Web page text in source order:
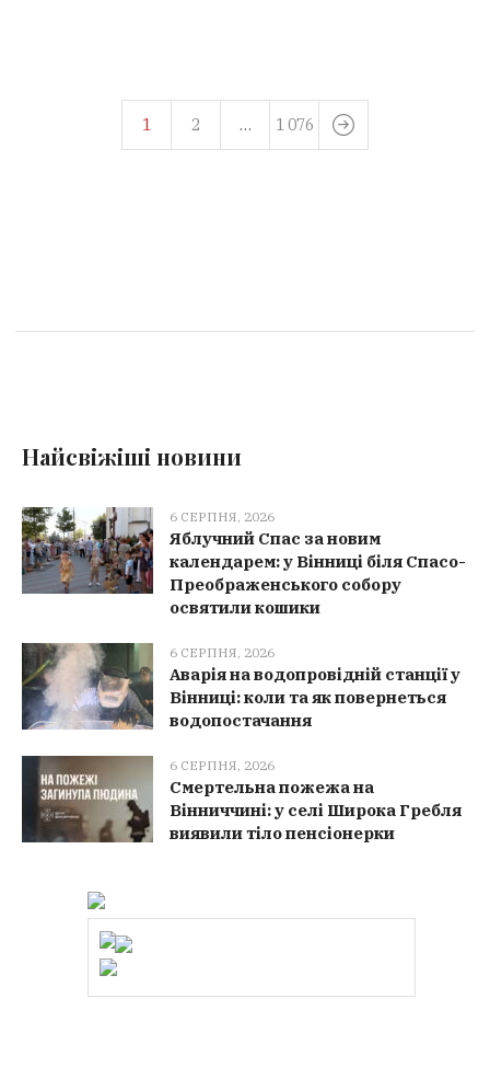
1 2 … 1 076
Найсвіжіші новини
6 СЕРПНЯ, 2026
Яблучний Спас за новим
календарем: у Вінниці біля Спасо-
Преображенського собору
освятили кошики
6 СЕРПНЯ, 2026
Аварія на водопровідній станції у
Вінниці: коли та як повернеться
водопостачання
6 СЕРПНЯ, 2026
Смертельна пожежа на
Вінниччині: у селі Широка Гребля
виявили тіло пенсіонерки